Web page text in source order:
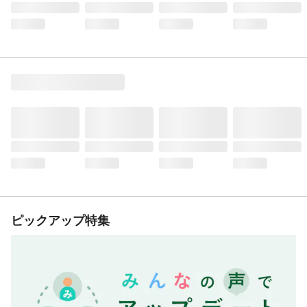
ピックアップ特集